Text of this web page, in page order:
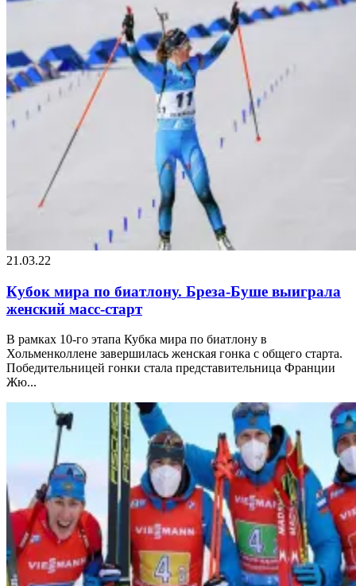
21.03.22
Кубок мира по биатлону. Бреза-Буше выиграла
женский масс-старт
В рамках 10-го этапа Кубка мира по биатлону в
Хольменколлене завершилась женская гонка с общего старта.
Победительницей гонки стала представительница Франции
Жю...